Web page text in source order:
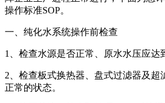
操作标准SOP。
一、纯化水系统操作前检查
1、检查水源是否正常、原水水压应达
2、检查板式换热器、盘式过滤器及超
正常的状态。